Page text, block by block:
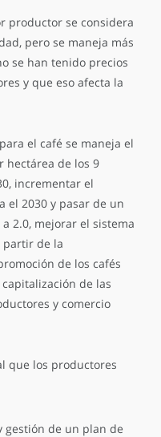
productor se considera
pero se maneja más
se han tenido precios
y que eso afecta la
el café se maneja el
hectárea de los 9
incrementar el
el 2030 y pasar de un
2.0, mejorar el sistema
partir de la
de los cafés
de las
y comercio
que los productores
gestión de un plan de